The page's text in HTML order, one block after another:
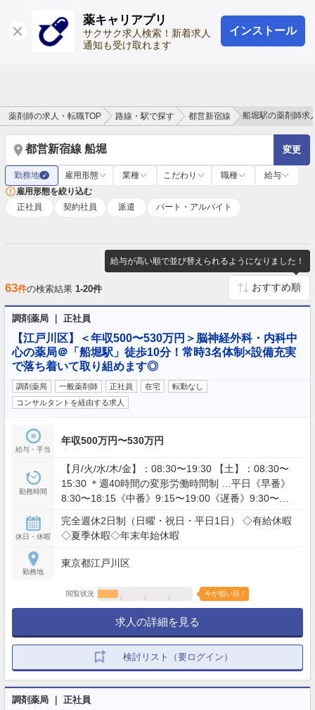
薬キャリアプリ
サクサク求人検索！新着求人
通知も受け取れます
インストール
ログイン 会員登録
薬剤師の求人・転職TOP 路線・駅で探す 都営新宿線 船堀駅の薬剤師求
都営新宿線 船堀 変更
勤務地 ✓ 雇用形態 業種 こだわり 職種
給与
雇用形態を絞り込む
正社員
契約社員 派遣 パート・アルバイト
給与が高い順で並び替えられるようになりました！
63件の検索結果 1-20件
調剤薬局 ｜ 正社員
【江戸川区】＜年収500〜530万円＞脳神経外科・内科中
心の薬局＠「船堀駅」徒歩10分！常時3名体制×設備充実
で落ち着いて取り組めます◎
調剤薬局 一般薬剤師 正社員 在宅
転勤なし
コンサルタントを経由する求人
給与・手当
年収500万円〜530万円
勤務時間
【月/火/水/木/金】：08:30〜19:30 【土】：08:30〜
15:30 ＊週40時間の変形労働時間制 …平日《早番》
8:30〜18:15《中番》9:15〜19:00《遅番》9:30〜
15:15《遅番》10:00〜15:45 ＊遅番は週1〜2回程度
休日・休暇
完全週休2日制（日曜・祝日・平日1日） ◇有給休暇
◇夏季休暇◇年末年始休暇
勤務地
東京都江戸川区
閲覧状況 今が狙い目！
求人の詳細を見る
検討リスト（要ログイン）
調剤薬局 ｜ 正社員